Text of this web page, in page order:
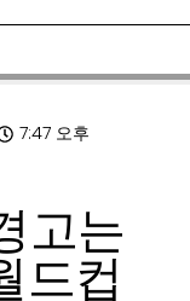
7:47 오후
고는
드컵